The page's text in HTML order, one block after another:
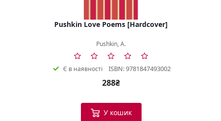
Pushkin Love Poems [Hardcover]
Pushkin, A.
Є в наявності ISBN: 9781847493002
288₴
У кошик